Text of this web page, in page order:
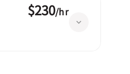
$230/hr